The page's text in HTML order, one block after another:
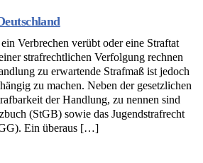
Verbrechen verübt oder eine Straftat
strafrechtlichen Verfolgung rechnen
zu erwartende Strafmaß ist jedoch
zu machen. Neben der gesetzlichen
der Handlung, zu nennen sind
(StGB) sowie das Jugendstrafrecht
Ein überaus […]